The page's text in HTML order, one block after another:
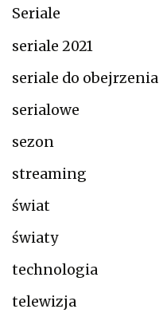
Seriale
seriale 2021
seriale do obejrzenia
serialowe
sezon
streaming
świat
światy
technologia
telewizja